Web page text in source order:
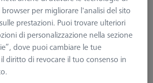
per migliorare l'analisi del sito
prestazioni. Puoi trovare ulteriori
di personalizzazione nella sezione
dove puoi cambiare le tue
diritto di revocare il tuo consenso in